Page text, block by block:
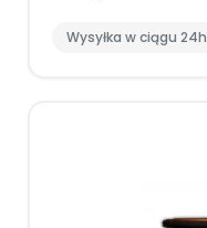
Wysyłka w ciągu 24h